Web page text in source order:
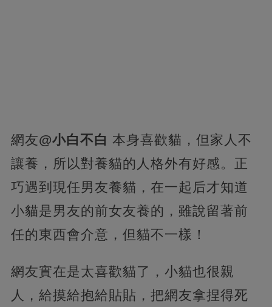
網友@小白不白 本身喜歡貓，但家人不
讓養，所以對養貓的人格外有好感。正
巧遇到現任男友養貓，在一起后才知道
小貓是男友的前女友養的，雖說留著前
任的東西會介意，但貓不一樣！
網友實在是太喜歡貓了，小貓也很親
人，給摸給抱給貼貼，把網友拿捏得死